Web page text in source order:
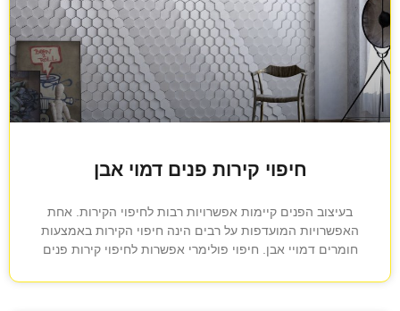
חיפוי קירות פנים דמוי אבן
בעיצוב הפנים קיימות אפשרויות רבות לחיפוי הקירות. אחת
האפשרויות המועדפות על רבים הינה חיפוי הקירות באמצעות
חומרים דמויי אבן. חיפוי פולימרי אפשרות לחיפוי קירות פנים